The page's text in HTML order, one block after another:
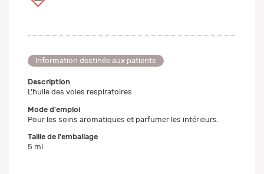
Information destinée aux patients
Description
L’huile des voies respiratoires
Mode d'emploi
Pour les soins aromatiques et parfumer les intérieurs.
Taille de l'emballage
5 ml